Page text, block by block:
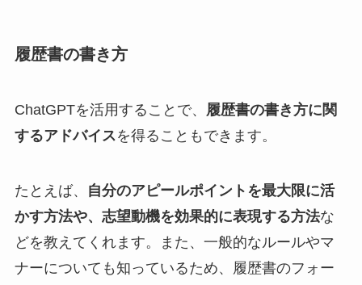
履歴書の書き方
ChatGPTを活用することで、 履歴書の書き方に関
するアドバイスを得ることもできます。
たとえば、
自分のアピールポイントを最大限に活
かす方法や、志望動機を効果的に表現する方法な
どを教えてくれます。また、一般的なルールやマ
ナーについても知っているため、履歴書のフォー